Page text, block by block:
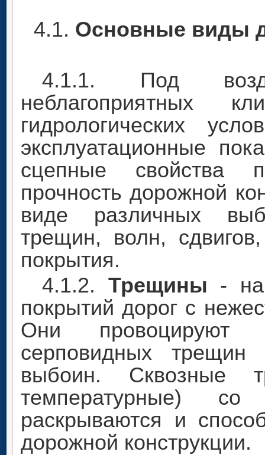
4.1. Основные виды
4.1.1. Под
неблагоприятных
гидрологических
эксплуатационные
сцепные свойства
прочность дорожной
виде различных
трещин, волн,
покрытия.
4.1.2. Трещины -
покрытий дорог с
Они провоцируют
серповидных
выбоин. Сквозные
температурные)
раскрываются и
дорожной конструкции.